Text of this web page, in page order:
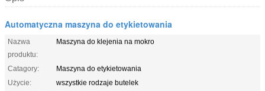
Automatyczna maszyna do etykietowania
Nazwa
produktu:
Maszyna do klejenia na mokro
Catagory:
Maszyna do etykietowania
Użycie:
wszystkie rodzaje butelek